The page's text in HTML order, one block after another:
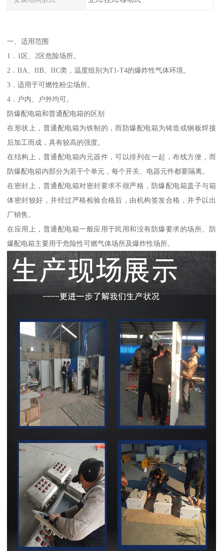
一、适用范围
1．1区、2区危险场所。
2．IIA、IIB、IIC类，温度组别为T1-T4的爆炸性气体环境。
3．适用于可燃性粉尘场所。
4．户内、户外均可。
防爆配电箱和普通配电箱的区别
在形状上，普通配电箱为铁制的，而防爆配电箱为铸造或钢板焊接
后加工而成，具有较高的强度。
在结构上，普通配电箱内元器件，可以排列在一起，布线方便，而
防爆配电箱内部分为若干个单元，每个开关、电器元件都要隔离。
在密封上，普通配电箱对密封要求不很严格，防爆配电箱盖子与箱
体密封较好，并经过严格检验合格后，由机构签发合格，并予以出
厂销售。
在应用上，普通配电箱一般应用于民用和没有防爆要求的场所。防
爆配电箱主要用于危险性可燃气体场所及爆炸性场所。